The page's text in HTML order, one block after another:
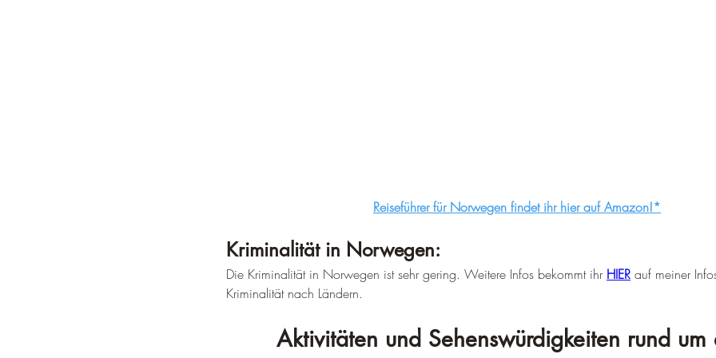
Reiseführer für Norwegen findet ihr hier auf Amazon!*
Kriminalität in Norwegen:
Die Kriminalität in Norwegen ist sehr gering. Weitere Infos bekommt ihr HIER auf meiner
Kriminalität nach Ländern.
Aktivitäten und Sehenswürdigkeiten rund um